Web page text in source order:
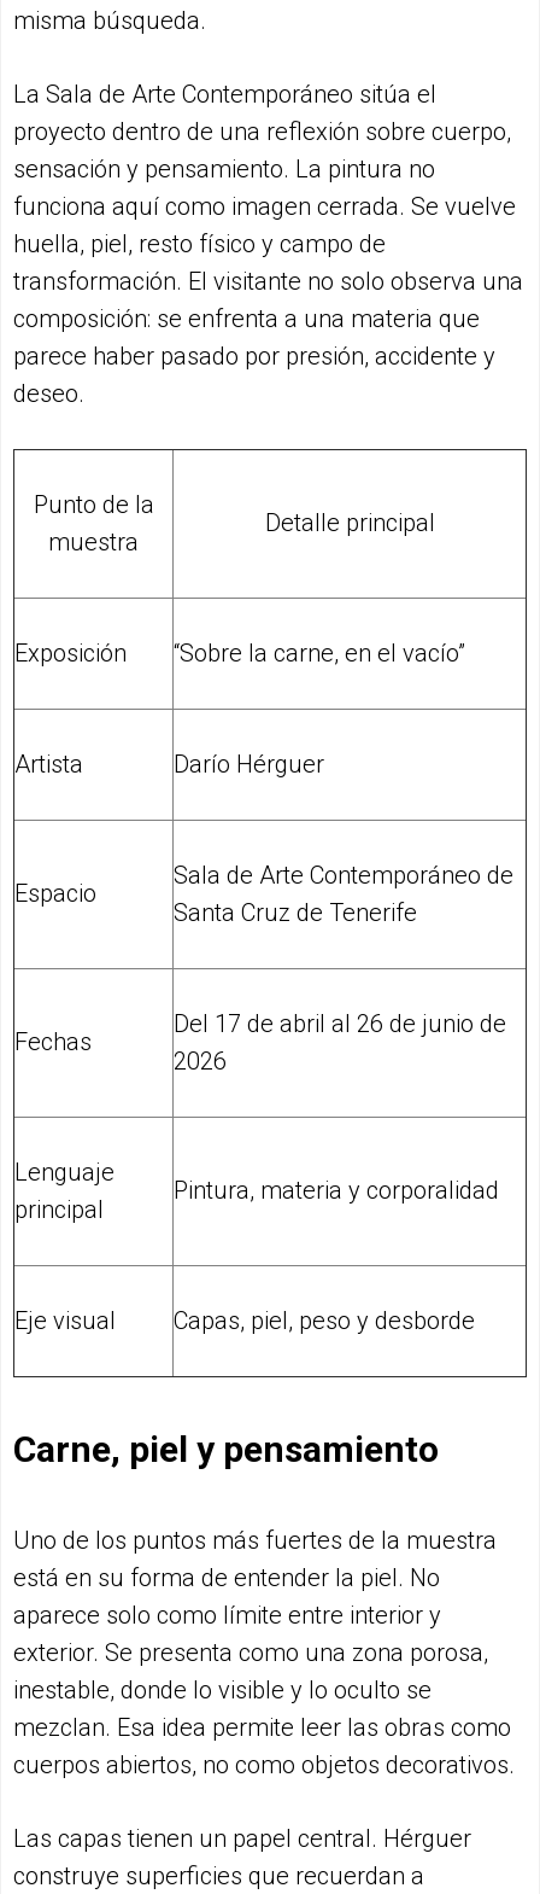
misma búsqueda.
La Sala de Arte Contemporáneo sitúa el
proyecto dentro de una reflexión sobre cuerpo,
sensación y pensamiento. La pintura no
funciona aquí como imagen cerrada. Se vuelve
huella, piel, resto físico y campo de
transformación. El visitante no solo observa una
composición: se enfrenta a una materia que
parece haber pasado por presión, accidente y
deseo.
Punto de la
muestra
Detalle principal
Exposición “Sobre la carne, en el vacío”
Artista Darío Hérguer
Espacio
Sala de Arte Contemporáneo de
Santa Cruz de Tenerife
Fechas
Del 17 de abril al 26 de junio de
2026
Lenguaje
principal
Pintura, materia y corporalidad
Eje visual Capas, piel, peso y desborde
Carne, piel y pensamiento
Uno de los puntos más fuertes de la muestra
está en su forma de entender la piel. No
aparece solo como límite entre interior y
exterior. Se presenta como una zona porosa,
inestable, donde lo visible y lo oculto se
mezclan. Esa idea permite leer las obras como
cuerpos abiertos, no como objetos decorativos.
Las capas tienen un papel central. Hérguer
construye superficies que recuerdan a